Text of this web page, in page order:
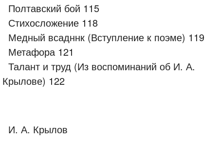
Полтавский бой 115
Стихосложение 118
Медный всадннк (Вступление к поэме) 119
Метафора 121
Талант и труд (Из воспоминаний об И. А.
Крылове) 122
И. А. Крылов